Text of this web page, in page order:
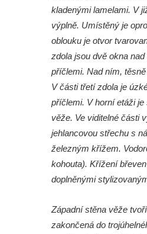
Křížová cesta
haněn a tupen
Křížová cesta
Cedronu
Křížová cesta
chromého žida
Křížová cesta
Jidášovo
Křížová cesta
Křížová cesta
duše
kladenými lamelami. V
výplně. Umístěný je
oblouku je otvor
zdola jsou dvě okna
příčlemi. Nad ním,
V části třetí zdola je
příčlemi. V horní etáži
věže. Ve viditelné části
jehlancovou střechu s
železným křížem.
kohouta). Křížení
doplněnými
Západní stěna věže
zakončená do